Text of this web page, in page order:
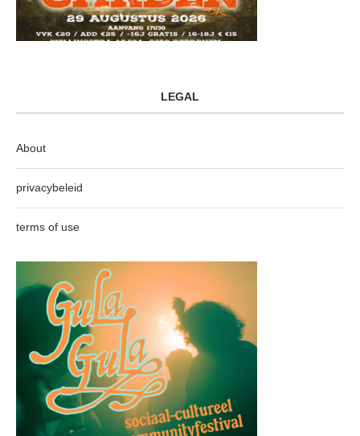
LEGAL
About
privacybeleid
terms of use